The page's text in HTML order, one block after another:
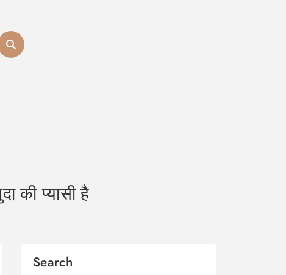
की प्यासी है
Search